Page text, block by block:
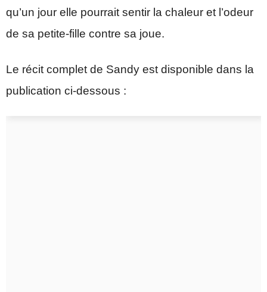
qu’un jour elle pourrait sentir la chaleur et l’odeur
de sa petite-fille contre sa joue.
Le récit complet de Sandy est disponible dans la
publication ci-dessous :